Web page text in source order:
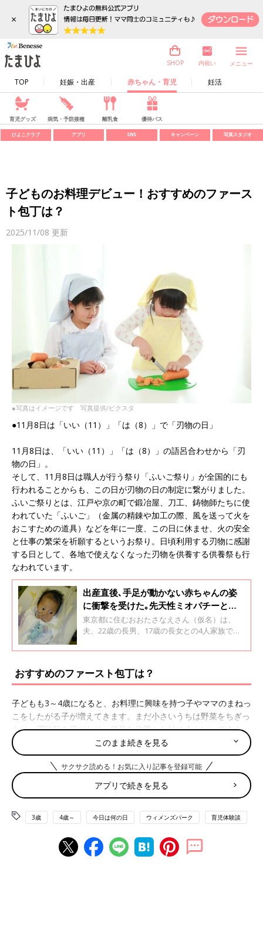
×
TOP 妊娠・出産 赤ちゃん・育児 妊活
SHOP 内祝い メニュー
育児グッズ 病気・予防接種 離乳食 優待パス
ひよこクラブ アプリ SNS キャンペーン 写真スタジオ
子どものお料理デビュー！おすすめのファース
ト包丁は？
2025/11/08 更新
●写真はイメージです 写真提供/ピクスタ
●11月8日は「いい（11）」「は（8）」で「刃物の日」
11月8日は、「いい（11）」「は（8）」の語呂合わせから「刃
物の日」。
そして、11月8日は職人が行う祭り「ふいご祭り」が全国的にも
行われることからも、この日が刃物の日の制定に繋がりました。
ふいご祭りとは、江戸や京の町で鍛冶屋、刀工、鋳物師たちに使
われていた「ふいご」（金属の精錬や加工の際、風を送って火を
おこすための道具）などを年に一度、この日に休ませ、火の安全
と仕事の繁栄を祈願するというお祭り。日頃利用する刃物に感謝
する日として、各地で使えなくなった刃物を供養する供養祭も行
なわれています。
出産直後､手足が動かない赤ちゃんの姿
に衝撃を受けた｡先天性ミオパチーと診
断された息子【体験談】
東京都に住むおおたさなえさん（仮名）は、
夫、22歳の長男、17歳の長女との4人家族で
ときに先天性ミオパチーと診断を受け、現在は
なえさんに、出産のときのことや、病気の診断
を受けたときのことについて聞きました。全2
回のインタビューの前編です。
おすすめのファースト包丁は？
子どもも3～4歳になると、お料理に興味を持つ子やママのまねっ
こをしたがる子が増えてきます。まだ小さいうちは野菜をちぎっ
たり、調味料を混ぜたり、簡単な作業から始めるといいですよ
ね。そして、慣れてくると、ママと同じように包丁を使いたがる
ものです。でも、一歩間違えるとケガをする包丁は、使わせるの
を迷いますよね。何歳から持たせてもいい？ どんな包丁がい
い？
口コミサイト『ウィメンズパーク』で、実際に子どもに包丁を持
「 小さい頃から料理の手伝いをよくする子でした。 3歳の誕生日
プレゼントのリクエストが本物の包丁だったので、小さい手でも
扱いやすい大きさの『木屋のジュニアキッチンナイフ』を選びま
このまま続きを見る
サクサク読める！お気に入り記事を登録可能
アプリで続きを見る
3歳 4歳～ 今日は何の日 ウィメンズパーク 育児体験談